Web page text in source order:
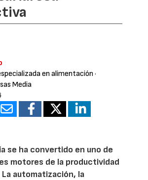
en alimentación ·
Media
se ha convertido en uno de
motores de la productividad
La automatización, la